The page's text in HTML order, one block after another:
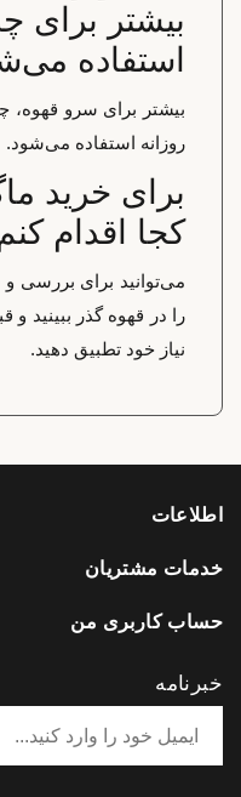
بیشتر برای
استفاده
بیشتر برای سرو قهوه،
روزانه استفاده می‌شود.
برای خرید
کجا اقدام کنم؟
می‌توانید برای بررسی و
را در قهوه گذر ببینید و
نیاز خود تطبیق دهید.
اطلاعات
خدمات مشتریان
حساب کاربری من
خبرنامه